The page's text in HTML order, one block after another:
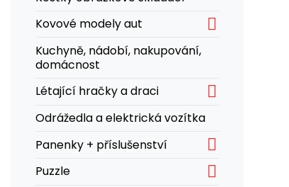
Kovové modely aut

Kuchyně, nádobí, nakupování,
domácnost
Létající hračky a draci

Odrážedla a elektrická vozítka
Panenky + příslušenství

Puzzle 